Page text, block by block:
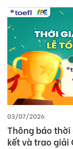
03/07/2026
Thông báo
kết và trao giải